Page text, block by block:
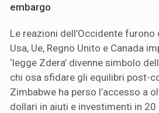
embargo
Le reazioni dell’Occidente
Usa, Ue, Regno Unito e Canada
‘legge Zdera’ divenne simbolo
chi osa sfidare gli equilibri post-
Zimbabwe ha perso l’accesso a
dollari in aiuti e investimenti in 20